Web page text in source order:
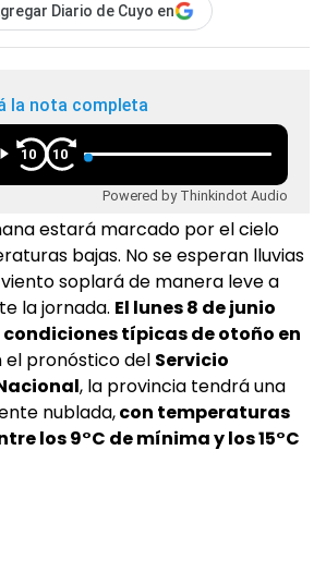
Diario de Cuyo en
la nota completa
10 10
Powered by Thinkindot Audio
estará marcado por el cielo
bajas. No se esperan lluvias
soplará de manera leve a
la jornada. El lunes 8 de junio
típicas de otoño en
el pronóstico del Servicio
, la provincia tendrá una
nublada,con temperaturas
los 9°C de mínima y los 15°C